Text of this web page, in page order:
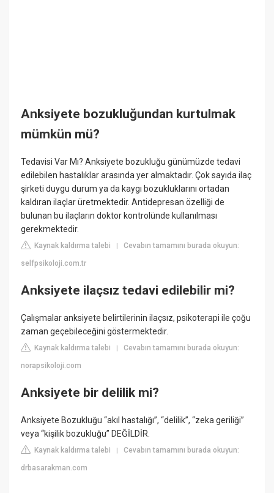
Anksiyete bozukluğundan kurtulmak
mümkün mü?
Tedavisi Var Mı? Anksiyete bozukluğu günümüzde tedavi
edilebilen hastalıklar arasında yer almaktadır. Çok sayıda ilaç
şirketi duygu durum ya da kaygı bozukluklarını ortadan
kaldıran ilaçlar üretmektedir. Antidepresan özelliği de
bulunan bu ilaçların doktor kontrolünde kullanılması
gerekmektedir.
Kaynak kaldırma talebi |Cevabın tamamını burada okuyun:
selfpsikoloji.com.tr
Anksiyete ilaçsız tedavi edilebilir mi?
Çalışmalar anksiyete belirtilerinin ilaçsız, psikoterapi ile çoğu
zaman geçebileceğini göstermektedir.
Kaynak kaldırma talebi |Cevabın tamamını burada okuyun:
norapsikoloji.com
Anksiyete bir delilik mi?
Anksiyete Bozukluğu “akıl hastalığı”, “delilik”, “zeka geriliği”
veya “kişilik bozukluğu” DEĞİLDİR.
Kaynak kaldırma talebi |Cevabın tamamını burada okuyun:
drbasarakman.com